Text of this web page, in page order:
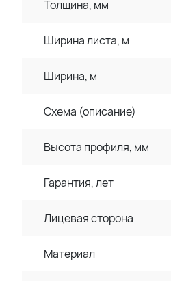
Толщина, мм
Ширина листа, м
Ширина, м
Схема (описание)
Высота профиля, мм
Гарантия, лет
Лицевая сторона
Материал